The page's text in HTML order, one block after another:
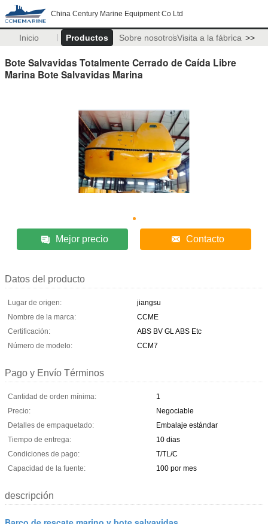
China Century Marine Equipment Co Ltd
Inicio Productos Sobre nosotrosVisita a la fábrica >>
Bote Salvavidas Totalmente Cerrado de Caída Libre
Marina Bote Salvavidas Marina
Mejor precio Contacto
Datos del producto
Lugar de origen:
jiangsu
Nombre de la marca:
CCME
Certificación:
ABS BV GL ABS Etc
Número de modelo:
CCM7
Pago y Envío Términos
Cantidad de orden mínima:
1
Precio:
Negociable
Detalles de empaquetado:
Embalaje estándar
Tiempo de entrega:
10 dias
Condiciones de pago:
T/TL/C
Capacidad de la fuente:
100 por mes
descripción